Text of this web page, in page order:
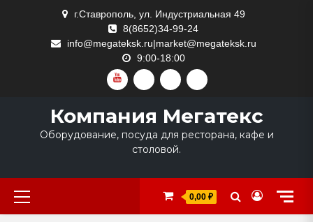
г.Ставрополь, ул. Индустриальная 49
8(8652)34-99-24
info@megateksk.ru|market@megateksk.ru
9:00-18:00
YOUTUBEVKVIDEORUTUBEDZEN
Компания Мегатекс
Оборудование, посуда для ресторана, кафе и
столовой.
Primary
Menu
0,00 ₽